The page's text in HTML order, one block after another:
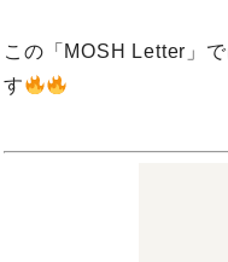
この「MOSH Letter」
す